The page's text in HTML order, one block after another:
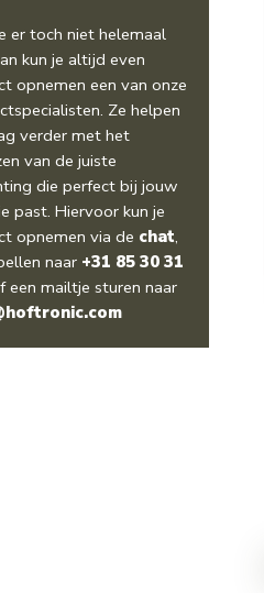
er toch niet helemaal
kun je altijd even
opnemen een van onze
Ze helpen
verder met het
van de juiste
die perfect bij jouw
past. Hiervoor kun je
opnemen via de chat,
naar +31 85 30 31
een mailtje sturen naar